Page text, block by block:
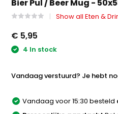
Bier Pul / Beer Mug -
Show all Eten &
€ 5,95
4 In stock
Vandaag verstuurd? Je hebt
Vandaag voor 15:30 besteld